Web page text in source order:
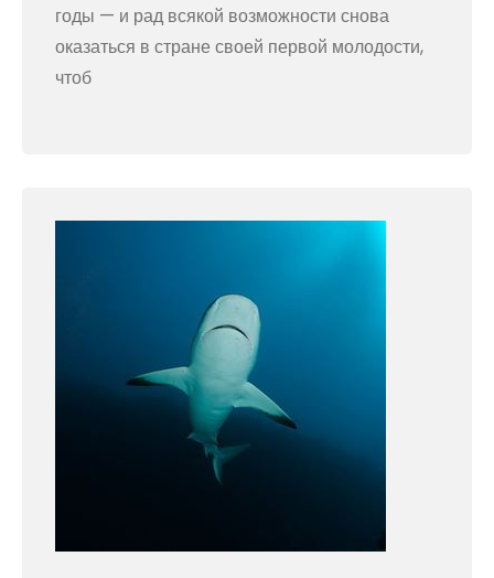
годы — и рад всякой возможности снова
оказаться в стране своей первой молодости,
чтоб